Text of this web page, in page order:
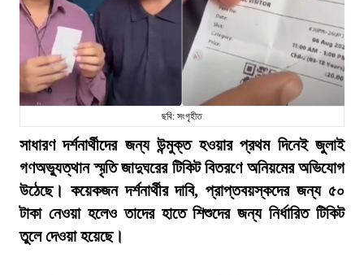
ছবি: সংগৃহীত
সাধারণ দর্শনার্থীদের জন্য উন্মুক্ত হওয়ার প্রথম দিনেই জুলাই
গণঅভ্যুত্থান স্মৃতি জাদুঘরের টিকিট বিতরণে অনিয়মের অভিযোগ
উঠেছে। কয়েকজন দর্শনার্থীর দাবি, প্রাপ্তবয়স্কদের জন্য ৫০
টাকা নেওয়া হলেও তাদের হাতে শিশুদের জন্য নির্ধারিত টিকিট
তুলে দেওয়া হয়েছে।